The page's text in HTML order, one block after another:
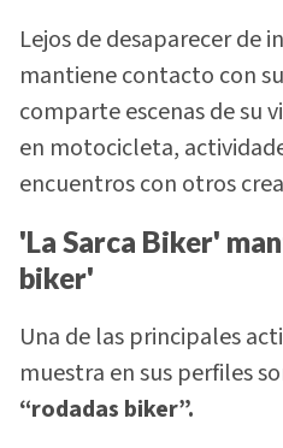
Lejos de desaparecer de
mantiene contacto con
comparte escenas de su
en motocicleta,
encuentros con otros
'La Sarca Biker'
biker'
Una de las principales
muestra en sus perfiles
“rodadas biker”.